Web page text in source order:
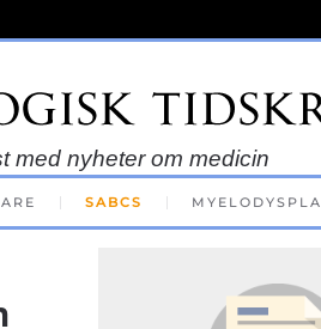
med nyheter om medicin
SABCS